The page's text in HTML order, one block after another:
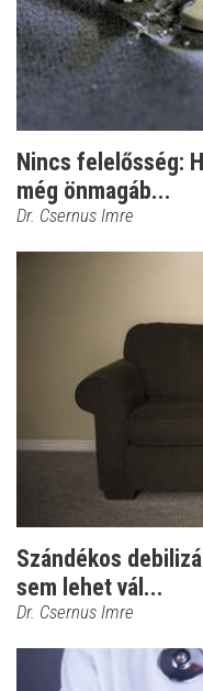
Nincs felelősség:
még önmagáb...
Dr. Csernus Imre
Szándékos
sem lehet vál...
Dr. Csernus Imre